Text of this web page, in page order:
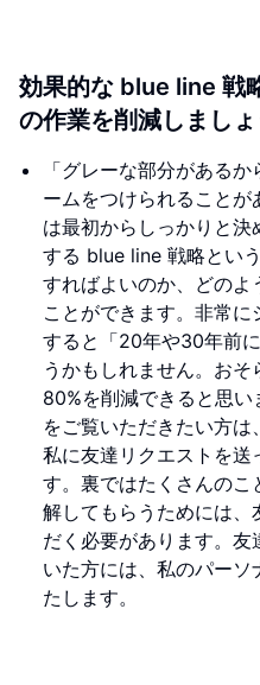
効果的な blue line 戦
の作業を削減しましょ
「グレーな部分がある
ームをつけられること
は最初からしっかりと
する blue line 戦略とい
すればよいのか、どのよ
ことができます。非常
すると「20年や30年前
うかもしれません。お
80%を削減できると思
をご覧いただきたい方は
私に友達リクエストを送
す。裏ではたくさんのこ
解してもらうためには、
だく必要があります。
いた方には、私のパー
たします。